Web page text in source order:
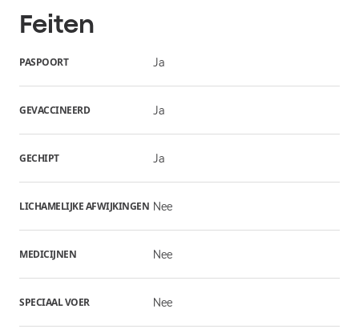
Feiten
PASPOORT Ja
GEVACCINEERD Ja
GECHIPT Ja
LICHAMELIJKE AFWIJKINGEN Nee
MEDICIJNEN Nee
SPECIAAL VOER Nee